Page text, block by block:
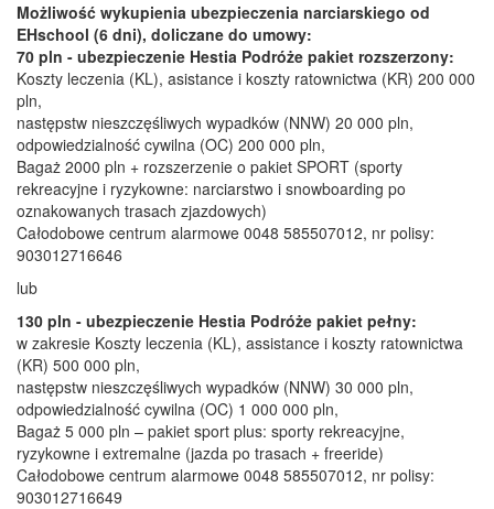
Możliwość wykupienia ubezpieczenia narciarskiego od
EHschool (6 dni), doliczane do umowy:
70 pln - ubezpieczenie Hestia Podróże pakiet rozszerzony:
Koszty leczenia (KL), asistance i koszty ratownictwa (KR) 200 000
pln,
następstw nieszczęśliwych wypadków (NNW) 20 000 pln,
odpowiedzialność cywilna (OC) 200 000 pln,
Bagaż 2000 pln + rozszerzenie o pakiet SPORT (sporty
rekreacyjne i ryzykowne: narciarstwo i snowboarding po
oznakowanych trasach zjazdowych)
Całodobowe centrum alarmowe 0048 585507012, nr polisy:
903012716646
lub
130 pln - ubezpieczenie Hestia Podróże pakiet pełny:
w zakresie Koszty leczenia (KL), assistance i koszty ratownictwa
(KR) 500 000 pln,
następstw nieszczęśliwych wypadków (NNW) 30 000 pln,
odpowiedzialność cywilna (OC) 1 000 000 pln,
Bagaż 5 000 pln – pakiet sport plus: sporty rekreacyjne,
ryzykowne i extremalne (jazda po trasach + freeride)
Całodobowe centrum alarmowe 0048 585507012, nr polisy:
903012716649